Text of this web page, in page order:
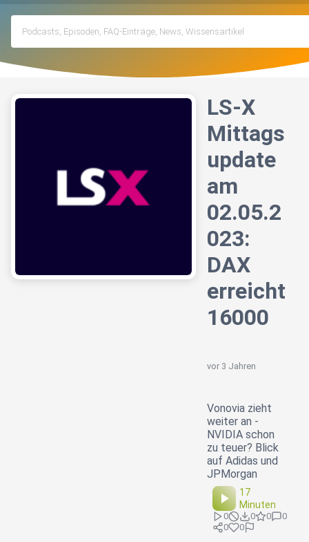
LS-X
Mittags
update
am
02.05.2
023:
DAX
erreicht
16000
vor 3 Jahren
Vonovia zieht
weiter an -
NVIDIA schon
zu teuer? Blick
auf Adidas und
JPMorgan
17
Minuten
0 0 0
0
0
0